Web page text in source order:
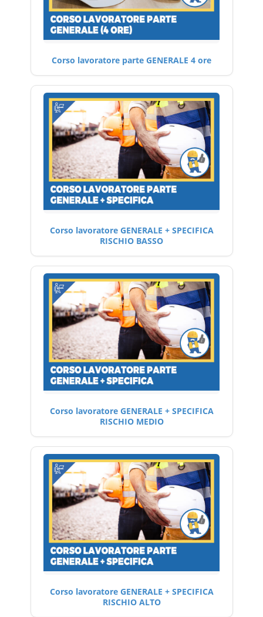
Corso lavoratore parte GENERALE 4 ore
Corso lavoratore GENERALE + SPECIFICA
RISCHIO BASSO
Corso lavoratore GENERALE + SPECIFICA
RISCHIO MEDIO
Corso lavoratore GENERALE + SPECIFICA
RISCHIO ALTO